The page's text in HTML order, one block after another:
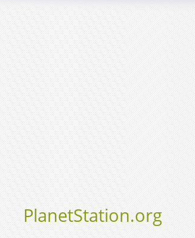
PlanetStation.org